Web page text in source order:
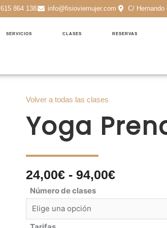
615 864 138 info@fisioviemujer.com C/
SERVICIOS CLASES RESERVAS
Volver a todas las clases
Yoga
24,00€ - 94,00€Rango
desde
Número de clases
Yoga
Prenatal
cantidad